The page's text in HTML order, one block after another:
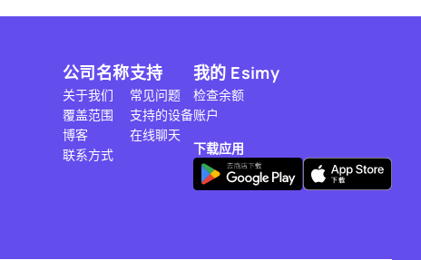
公司名称
关于我们
覆盖范围
博客
联系方式
支持
常见问题
支持的设备
在线聊天
我的 Esimy
检查余额
账户
下载应用